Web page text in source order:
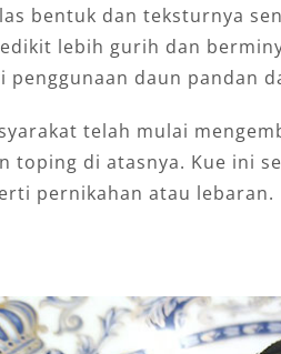
bentuk dan teksturnya
lebih gurih dan
penggunaan daun pandan
telah mulai
toping di atasnya. Kue ini
pernikahan atau lebaran.